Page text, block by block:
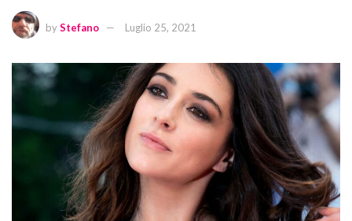
byStefano Luglio 25, 2021